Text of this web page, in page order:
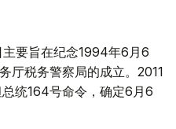
要旨在纪念1994年6月6
厅税务警察局的成立。2011
统164号命令，确定6月6